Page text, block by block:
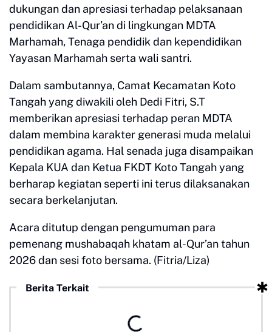
dukungan dan apresiasi terhadap pelaksanaan
pendidikan Al-Qur’an di lingkungan MDTA
Marhamah, Tenaga pendidik dan kependidikan
Yayasan Marhamah serta wali santri.
Dalam sambutannya, Camat Kecamatan Koto
Tangah yang diwakili oleh Dedi Fitri, S.T
memberikan apresiasi terhadap peran MDTA
dalam membina karakter generasi muda melalui
pendidikan agama. Hal senada juga disampaikan
Kepala KUA dan Ketua FKDT Koto Tangah yang
berharap kegiatan seperti ini terus dilaksanakan
secara berkelanjutan.
Acara ditutup dengan pengumuman para
pemenang mushabaqah khatam al-Qur’an tahun
2026 dan sesi foto bersama. (Fitria/Liza)
Berita Terkait